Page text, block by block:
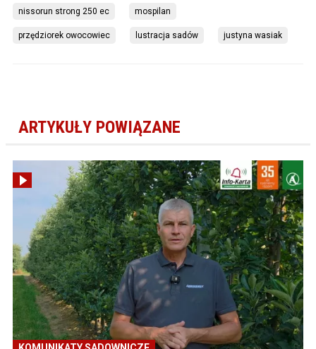
nissorun strong 250 ec mospilan
przędziorek owocowiec lustracja sadów justyna wasiak
ARTYKUŁY POWIĄZANE